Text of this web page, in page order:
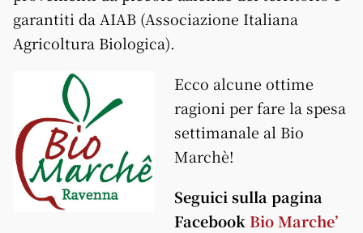
garantiti da AIAB (Associazione Italiana
Agricoltura Biologica).
Ecco alcune ottime
ragioni per fare la spesa
settimanale al Bio
Marchè!
Seguici sulla pagina
Facebook Bio Marche’